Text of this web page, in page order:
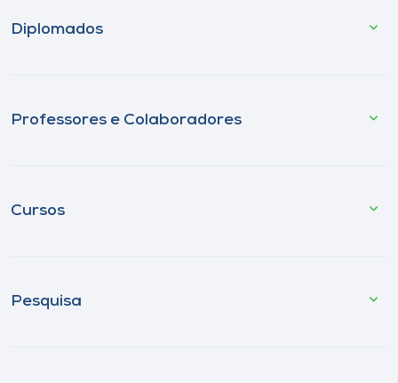
Diplomados
Professores e Colaboradores
Cursos
Pesquisa